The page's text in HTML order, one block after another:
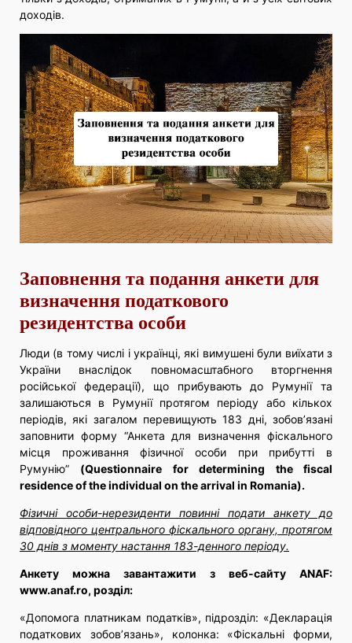
доходів.
Заповнення та подання анкети для
визначення податкового
резидентства особи
Люди (в тому числі і українці, які вимушені були виїхати з
України внаслідок повномасштабного вторгнення
російської федерації), що прибувають до Румунії та
залишаються в Румунії протягом періоду або кількох
періодів, які загалом перевищують 183 дні, зобов’язані
заповнити форму “Анкета для визначення фіскального
місця проживання фізичної особи при прибутті в
Румунію” (Questionnaire for determining the fiscal
residence of the individual on the arrival in Romania).
Фізичні особи-нерезиденти повинні подати анкету до
відповідного центрального фіскального органу, протягом
30 днів з моменту настання 183-денного періоду.
Анкету можна завантажити з веб-сайту ANAF:
www.anaf.ro, розділ:
«Допомога платникам податків», підрозділ: «Декларація
податкових зобов’язань», колонка: «Фіскальні форми,